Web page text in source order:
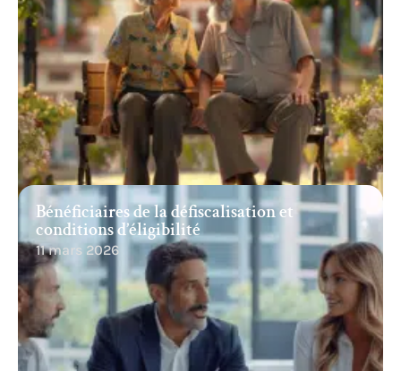
Bénéficiaires de la défiscalisation et
conditions d’éligibilité
11 mars 2026